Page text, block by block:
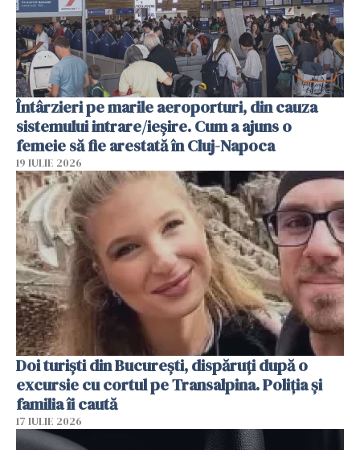
Întârzieri pe marile aeroporturi, din cauza
sistemului intrare/ieșire. Cum a ajuns o
femeie să fie arestată în Cluj-Napoca
19 IULIE 2026
Doi turiști din București, dispăruți după o
excursie cu cortul pe Transalpina. Poliția și
familia îi caută
17 IULIE 2026